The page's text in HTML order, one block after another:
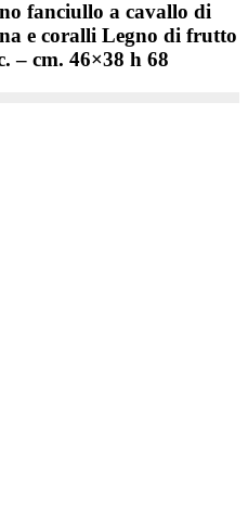
fanciullo a cavallo di
e coralli Legno di frutto
– cm. 46×38 h 68